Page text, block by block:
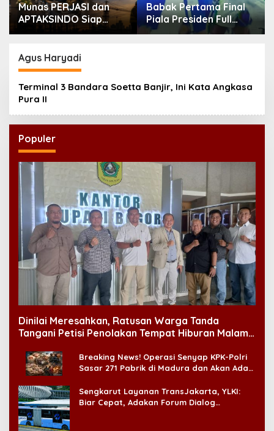
Munas PERJASI dan
APTAKSINDO Siap
Digelar, Bahas
Revisi AD/ART
Babak Pertama Final
Piala Presiden Full
Tegang, Skor Masih
Agus Haryadi
Terminal 3 Bandara Soetta Banjir, Ini Kata Angkasa
Pura II
Populer
Dinilai Meresahkan, Ratusan Warga Tanda
Tangani Petisi Penolakan Tempat Hiburan Malam
Breaking News! Operasi Senyap KPK-Polri
Sasar 271 Pabrik di Madura dan Akan Ada
Sengkarut Layanan TransJakarta, YLKI:
Biar Cepat, Adakan Forum Dialog